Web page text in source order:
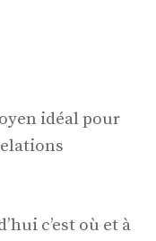
idéal pour
c’est où et à